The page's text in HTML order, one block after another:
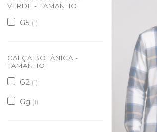
VERDE - TAMANHO
G5 (1)
CALÇA BOTÂNICA -
TAMANHO
G2 (1)
Gg (1)